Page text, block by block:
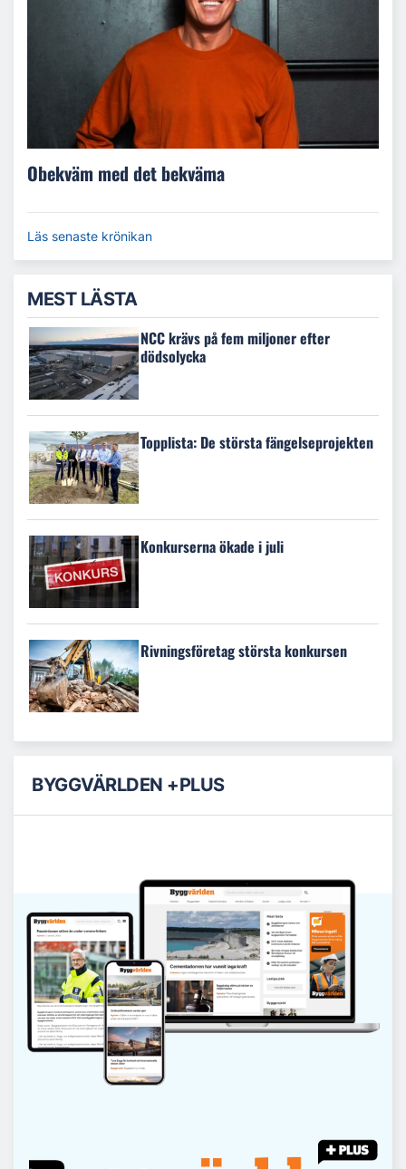
Obekväm med det bekväma
Läs senaste krönikan
MEST LÄSTA
NCC krävs på fem miljoner efter
dödsolycka
Topplista: De största fängelseprojekten
Konkurserna ökade i juli
Rivningsföretag största konkursen
BYGGVÄRLDEN +PLUS